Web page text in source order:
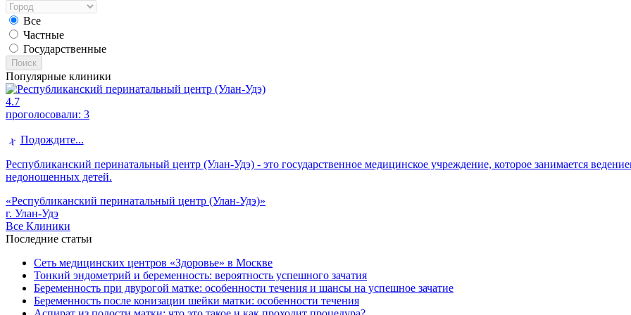
Все
Частные
Государственные
Поиск
Популярные клиники
4.7
проголосовали: 3
Подождите...
Республиканский перинатальный центр (Улан-Удэ) - это государственное медицинское учреждение, которое занимается
недоношенных детей.
«Республиканский перинатальный центр (Улан-Удэ)»
г. Улан-Удэ
Все Клиники
Последние статьи
Сеть медицинских центров «Здоровье» в Москве
Тонкий эндометрий и беременность: вероятность успешного зачатия
Беременность при двурогой матке: особенности течения и шансы на успешное зачатие
Беременность после конизации шейки матки: особенности течения